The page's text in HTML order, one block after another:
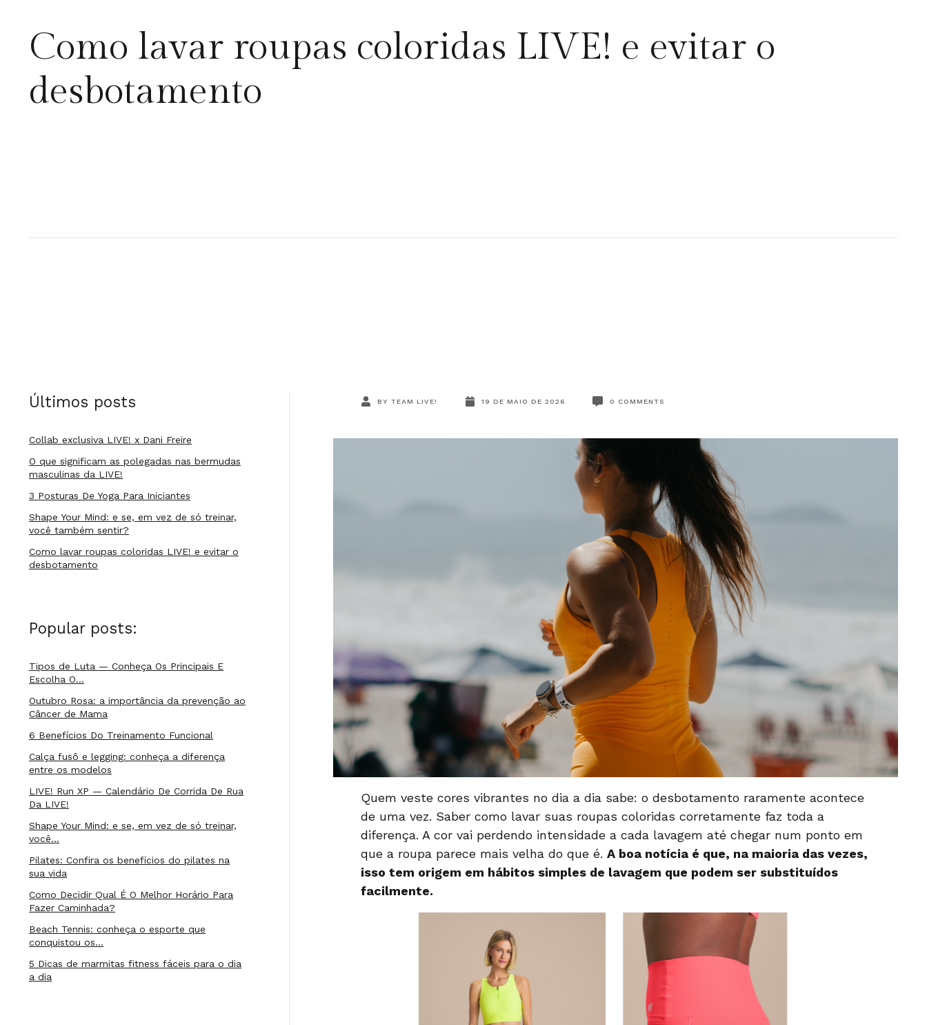
Como lavar roupas coloridas LIVE! e evitar o
desbotamento
BY TEAM LIVE! 19 DE MAIO DE 2026 0 COMMENTS
Quem veste cores vibrantes no dia a dia sabe: o desbotamento raramente acontece
de uma vez. Saber como lavar suas roupas coloridas corretamente faz toda a
diferença. A cor vai perdendo intensidade a cada lavagem até chegar num ponto em
que a roupa parece mais velha do que é. A boa notícia é que, na maioria das vezes,
isso tem origem em hábitos simples de lavagem que podem ser substituídos
facilmente.
Últimos posts
Collab exclusiva LIVE! x Dani Freire
O que significam as polegadas nas bermudas
masculinas da LIVE!
3 Posturas De Yoga Para Iniciantes
Shape Your Mind: e se, em vez de só treinar,
você também sentir?
Como lavar roupas coloridas LIVE! e evitar o
desbotamento
Popular posts:
Tipos de Luta — Conheça Os Principais E
Escolha O…
Outubro Rosa: a importância da prevenção ao
Câncer de Mama
6 Benefícios Do Treinamento Funcional
Calça fusô e legging: conheça a diferença
entre os modelos
LIVE! Run XP — Calendário De Corrida De Rua
Da LIVE!
Shape Your Mind: e se, em vez de só treinar,
você…
Pilates: Confira os benefícios do pilates na
sua vida
Como Decidir Qual É O Melhor Horário Para
Fazer Caminhada?
Beach Tennis: conheça o esporte que
conquistou os…
5 Dicas de marmitas fitness fáceis para o dia
a dia